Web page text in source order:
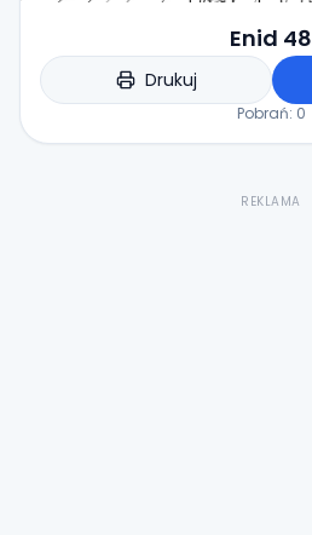
Enid 48
Drukuj
Pobrań: 0
REKLAMA